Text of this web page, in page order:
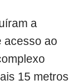
a
acesso ao
15 metros